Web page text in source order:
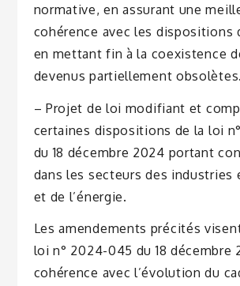
normative, en assurant une
cohérence avec les dispositions
en mettant fin à la coexistence
devenus partiellement obsolètes.
– Projet de loi modifiant et
certaines dispositions de la loi
du 18 décembre 2024 portant
dans les secteurs des industries
et de l’énergie.
Les amendements précités
loi n° 2024-045 du 18 décembre
cohérence avec l’évolution du